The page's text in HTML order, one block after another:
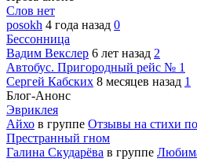
Слов нет
posokh 4 года назад 0
Бессонница
Вадим Векслер 6 лет назад 2
Автобус. Пригородный рейс № 1
Сергей Кабских 8 месяцев назад 1
Блог-Анонс
Эвриклея
Айхо в группе Отзывы на стихи
Престранный гном
Галина Скударёва в группе